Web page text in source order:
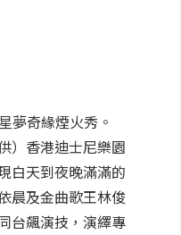
夢奇緣煙火秀。
）香港迪士尼樂園
白天到夜晚滿滿的
晨及金曲歌王林俊
台飆演技，演繹專